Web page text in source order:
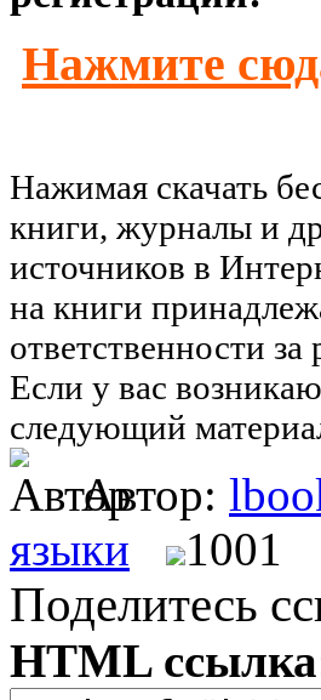
Нажмите
Нажимая скачать
книги, журналы и
источников в
на книги
ответственности
Если у вас
следующий
Автор:
языки
1001
Поделитесь
HTML